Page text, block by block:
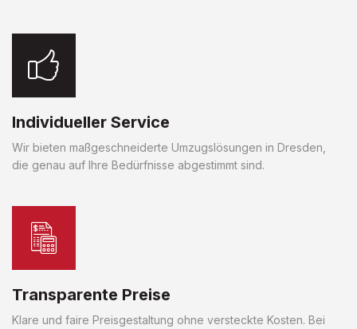
Individueller Service
Wir bieten maßgeschneiderte Umzugslösungen in Dresden,
die genau auf Ihre Bedürfnisse abgestimmt sind.
Transparente Preise
Klare und faire Preisgestaltung ohne versteckte Kosten. Bei